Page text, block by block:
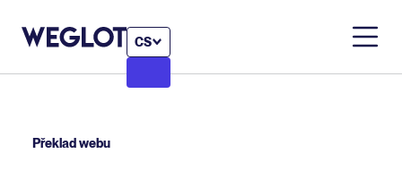
CS
Překlad webu